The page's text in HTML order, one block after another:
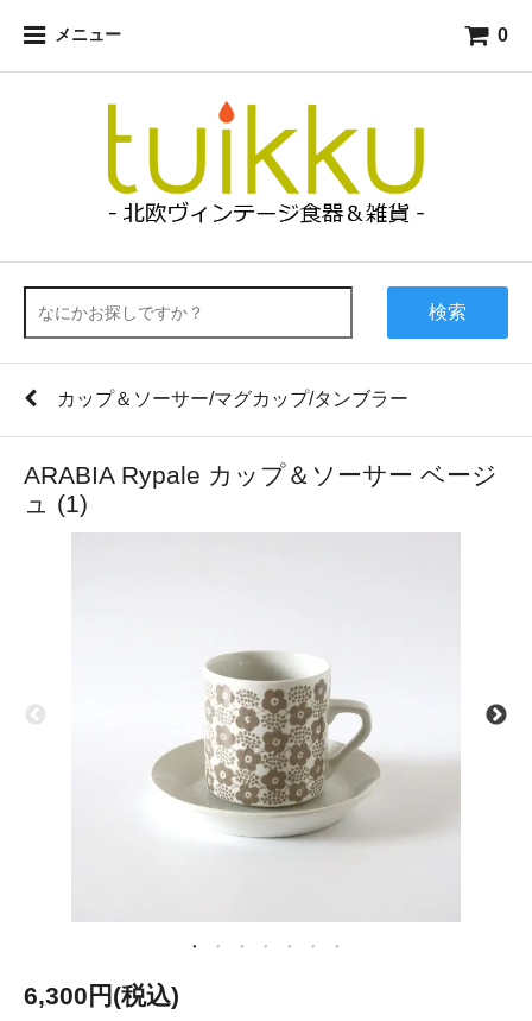
メニュー 0
検索
カップ＆ソーサー/マグカップ/タンブラー
ARABIA Rypale カップ＆ソーサー ベージ
ュ (1)
6,300円(税込)